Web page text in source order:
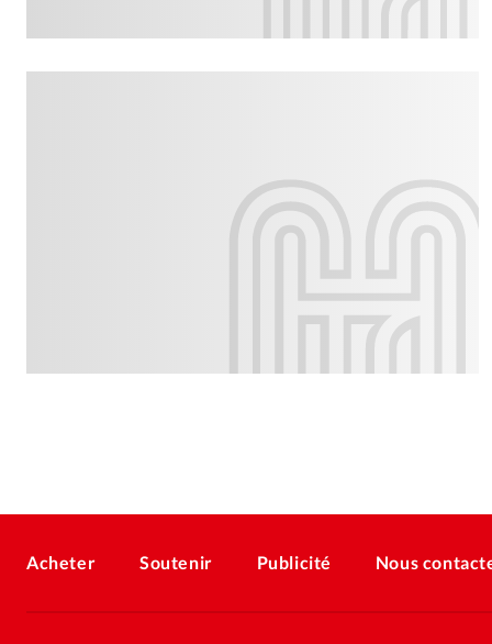
Acheter Soutenir Publicité Nous